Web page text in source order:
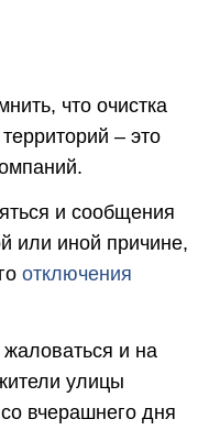
что очистка
– это
и сообщения
или иной причине,
отключения
жаловаться и на
улицы
вчерашнего дня